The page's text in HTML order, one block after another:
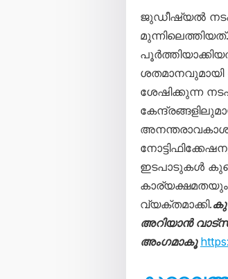
ജുഡീഷ്യൽ
ശതമാനവുമായി
ശേഷിക്കുന്ന
ഇടപാടുകൾ
കാര്യക്ഷമതയും
വ്യക്തമാക്കി.
അറിയാൻ
അംഗമാകൂ